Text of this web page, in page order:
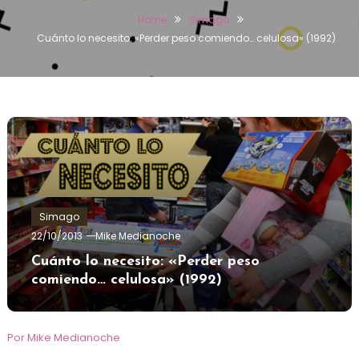
Home
Simago
Cuánto lo necesito: «Perder peso comiendo… celulosa» (1992)
Simago
22/10/2013
Mike Medianoche
Cuánto lo necesito: «Perder peso
comiendo… celulosa» (1992)
Por Mike Medianoche